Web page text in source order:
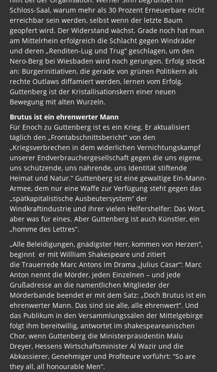
Schloss-Saal, warum mehr als 30 Prozent Erneuerbare nicht
erreichbar sein werden, selbst wenn der letzte Baum
geopfert wird. Der Widerstand wächst. Grade noch hat man
am Mittelrhein erfolgreich die Schlacht gegen Windräder
und deren „Renditen-Lug und Trug“ geschlagen, um den
Nero-Berg bei Wiesbaden wird noch gerungen. Erfolg steckt
an: Bürgerinitiativen, die gerade von grünen Politikern als
rechte Outlaws diffamiert werden, lernen vom Erfolg.
Guttenberg ist der Kristallisationskern einer neuen
Bewegung mit alten Wurzeln.
Brutus ist ein ehrenwerter Mann
Für Enoch zu Guttenberg ist es ein Krieg. Er aktualisiert
täglich den „Frontabschnittsbericht“ von den
„Kriegsverbrechen in dem widerlichen Vernichtungskampf
unserer Endverbrauchergesellschaft gegen die uns eigene,
uns schützende, uns nährende, uns Identität stiftende
Heimat und Natur.“ Guttenberg ist eine gewaltige Ein-Mann-
Armee, dem nur eine Waffe zur Verfügung steht gegen das
„spätkapitalistische Ausbeutersystem“ der
Windkraftindustrie und ihrer vielen Helfershelfer: Das Wort,
aber was für eines. Aber Guttenberg ist auch Künstler, ein
„homme des Lettres“.
„Alle Beleidigungen, gnädigster Herr, kommen von Herzen“,
beginnt er mit Willliam Shakespeare und zitiert
die Trauerrede Marc Antons im Drama „Julius Cäsar“: Marc
Anton nennt die Mörder, jeden Einzelnen – und jede
Grußadresse an die namentlichen Mitglieder der
Mörderbande beendet er mit dem Satz: „Doch Brutus ist ein
ehrenwerter Mann. Das sind sie alle, alle ehrenwert“. Und
das Publikum in den Versammlungssälen der Mittelgebirge
folgt ihm bereitwillig, antwortet im shakespeareanischen
Chor, wenn Guttenberg die Ministerpräsidentin Malu
Dreyer, Hessens Wirtschaftsminister Al Wazir und die
Abkassierer, Genehmiger und Profiteure vorführt: “So are
they all, all honourable Men“.